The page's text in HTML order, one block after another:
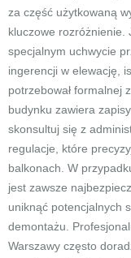
za część użytkowaną
kluczowe rozróżnienie.
specjalnym uchwycie
ingerencji w elewację,
potrzebował formalnej
budynku zawiera
skonsultuj się z
regulacje, które
balkonach. W
jest zawsze
uniknąć potencjalnych
demontażu.
Warszawy często